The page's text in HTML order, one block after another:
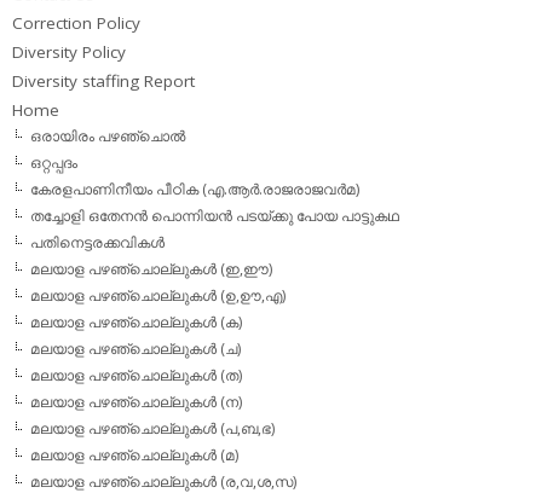
Correction Policy
Diversity Policy
Diversity staffing Report
Home
ഒരായിരം പഴഞ്ചൊല്‍
ഒറ്റപ്പദം
കേരളപാണിനീയം പീഠിക (എ.ആര്‍.രാജരാജവര്‍മ)
തച്ചോളി ഒതേനൻ പൊന്നിയൻ പടയ്‌ക്കു പോയ പാട്ടുകഥ
പതിനെട്ടരക്കവികള്‍
മലയാള പഴഞ്ചൊല്ലുകള്‍ (ഇ,ഈ)
മലയാള പഴഞ്ചൊല്ലുകള്‍ (ഉ,ഊ,എ)
മലയാള പഴഞ്ചൊല്ലുകള്‍ (ക)
മലയാള പഴഞ്ചൊല്ലുകള്‍ (ച)
മലയാള പഴഞ്ചൊല്ലുകള്‍ (ത)
മലയാള പഴഞ്ചൊല്ലുകള്‍ (ന)
മലയാള പഴഞ്ചൊല്ലുകള്‍ (പ,ബ,ഭ)
മലയാള പഴഞ്ചൊല്ലുകള്‍ (മ)
മലയാള പഴഞ്ചൊല്ലുകള്‍ (ര,വ,ശ,സ)